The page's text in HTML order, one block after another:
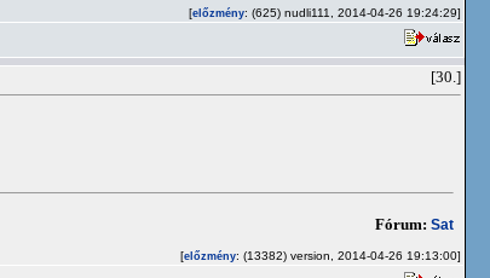
[előzmény: (625) nudli111, 2014-04-26 19:24:29]
[30.]
Fórum: Sat
[előzmény: (13382) version, 2014-04-26 19:13:00]